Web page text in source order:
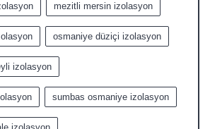
mezitli mersin izolasyon
osmaniye düziçi izolasyon
izolasyon
sumbas osmaniye izolasyon